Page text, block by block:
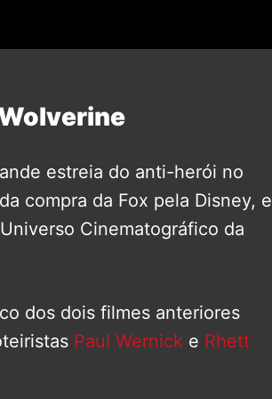
estreia do anti-herói no
compra da Fox pela Disney, e
Cinematográfico da
dos dois filmes anteriores
Paul Wernick e Rhett